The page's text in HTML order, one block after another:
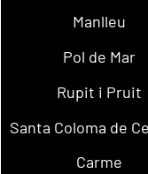
Manlleu
Pol de Mar
Rupit i Pruit
Santa Coloma de
Carme